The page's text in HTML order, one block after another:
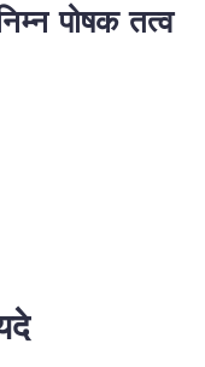
पोषक तत्व